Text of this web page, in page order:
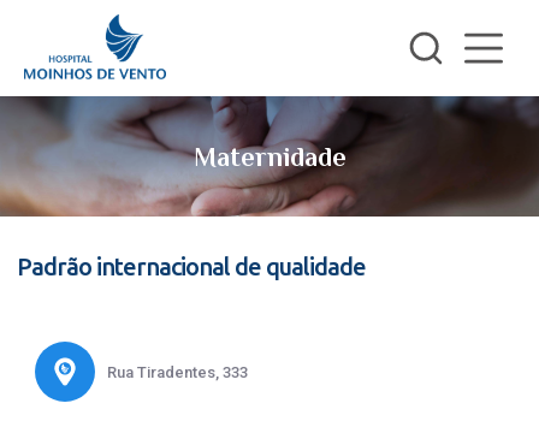
Maternidade
Padrão internacional de qualidade
Rua Tiradentes, 333